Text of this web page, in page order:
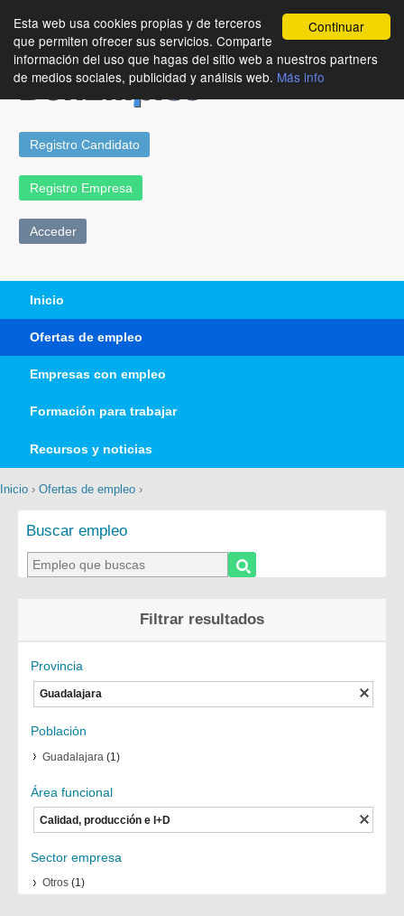
Continuar
Esta web usa cookies propias y de terceros
que permiten ofrecer sus servicios. Comparte
información del uso que hagas del sitio web a nuestros partners
de medios sociales, publicidad y análisis web. Más info
Registro Candidato
Registro Empresa
Acceder
Inicio
Ofertas de empleo
Empresas con empleo
Formación para trabajar
Recursos y noticias
Inicio › Ofertas de empleo ›
Buscar empleo
Filtrar resultados
Provincia
Guadalajara
Población
Guadalajara(1)
Área funcional
Calidad, producción e I+D
Sector empresa
Otros(1)